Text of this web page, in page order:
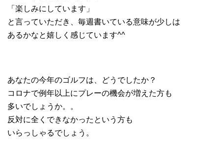
「楽しみにしています」
と言っていただき、毎週書いている意味が少しは
あるかなと嬉しく感じています^^
あなたの今年のゴルフは、どうでしたか？
コロナで例年以上にプレーの機会が増えた方も
多いでしょうか。。
反対に全くできなかったという方も
いらっしゃるでしょう。